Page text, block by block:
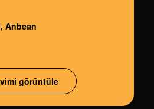
Anbean
görüntüle